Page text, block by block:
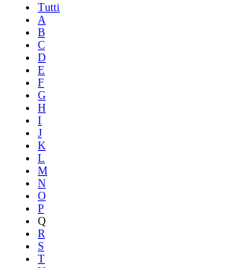
Tutti
A
B
C
D
E
F
G
H
I
J
K
L
M
N
O
P
Q
R
S
T